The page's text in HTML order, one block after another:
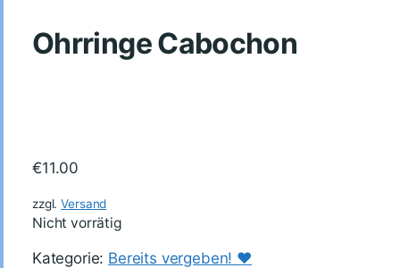
Ohrringe Cabochon
€11.00
zzgl.Versand
Nicht vorrätig
Kategorie: Bereits vergeben! ♥️